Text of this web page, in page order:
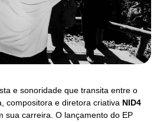
e sonoridade que transita entre o
compositora e diretora criativa NID4
sua carreira. O lançamento do EP